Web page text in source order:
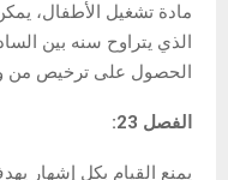
مادة تشغيل الأطفال،
الذي يتراوح سنه بين
الحصول على ترخيص من
الفصل 23:
يمنع القيام بكل إشهار